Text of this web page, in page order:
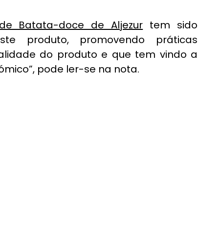
Batata-doce de Aljezur tem sido
produto, promovendo práticas
do produto e que tem vindo a
pode ler-se na nota.